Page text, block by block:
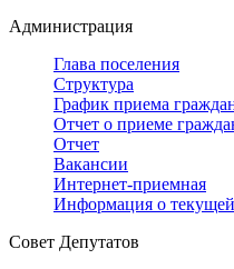
Администрация
Глава поселения
Структура
График приема
Отчет о приеме
Отчет
Вакансии
Интернет-приемная
Информация о
Совет Депутатов